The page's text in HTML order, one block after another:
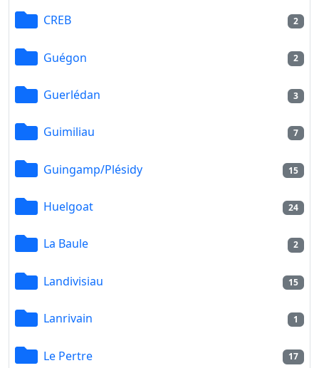
CREB 2
Guégon 2
Guerlédan 3
Guimiliau 7
Guingamp/Plésidy 15
Huelgoat 24
La Baule 2
Landivisiau 15
Lanrivain 1
Le Pertre 17